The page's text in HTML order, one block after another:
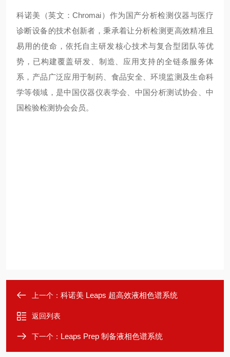
科诺美（英文：Chromai）作为国产分析检测仪器与医疗
诊断设备的技术创新者，秉承着让分析检测更高效精准且
易用的使命，依托自主研发核心技术与复合型团队等优
势，已构建覆盖‌研发、制造、应用支持‌的全链条服务体
系，产品广泛应用于制药、食品安全、环境监测及生命科
学等领域，是中国仪器仪表学会、中国分析测试协会、中
国检验检测协会会员。
上一个： 科诺美 Leaps 超高效液相色谱系统
返回列表
下一个： Leaps Prep 制备液相色谱系统